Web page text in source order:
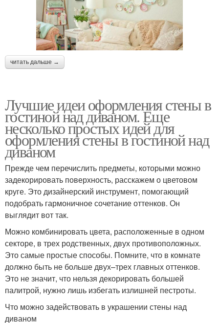
читать дальше →
Лучшие идеи оформления стены в
гостиной над диваном. Еще
несколько простых идей для
оформления стены в гостиной над
диваном
Прежде чем перечислить предметы, которыми можно
задекорировать поверхность, расскажем о цветовом
круге. Это дизайнерский инструмент, помогающий
подобрать гармоничное сочетание оттенков. Он
выглядит вот так.
Можно комбинировать цвета, расположенные в одном
секторе, в трех родственных, двух противоположных.
Это самые простые способы. Помните, что в комнате
должно быть не больше двух–трех главных оттенков.
Это не значит, что нельзя декорировать большей
палитрой, нужно лишь избегать излишней пестроты.
Что можно задействовать в украшении стены над
диваном